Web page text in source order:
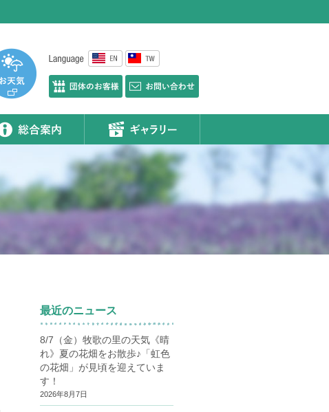
最近のニュース
8/7（金）牧歌の里の天気《晴
れ》夏の花畑をお散歩♪「虹色
の花畑」が見頃を迎えていま
す！
2026年8月7日